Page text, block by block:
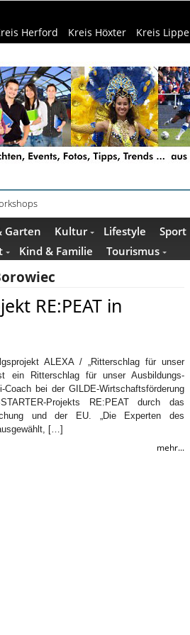
Herford Kreis Höxter Kreis Lippe
am 13. August
Garten Kultur Lifestyle Sport
Kind & Familie Tourismus
RE:PEAT in
ALEXA / „Ritterschlag für unser
ein Ritterschlag für unser Ausbildungs-
bei der GILDE-Wirtschaftsförderung
Projekts RE:PEAT durch das
und der EU. „Die Experten des
[…]
mehr...